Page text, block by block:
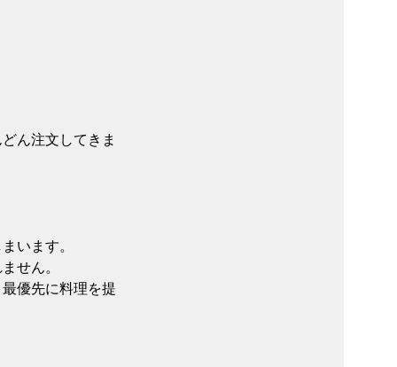
ん注文してきま
います。
せん。
優先に料理を提